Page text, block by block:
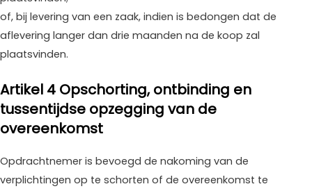
of, bij levering van een zaak, indien is bedongen dat de
aflevering langer dan drie maanden na de koop zal
plaatsvinden.
Artikel 4 Opschorting, ontbinding en
tussentijdse opzegging van de
overeenkomst
Opdrachtnemer is bevoegd de nakoming van de
verplichtingen op te schorten of de overeenkomst te